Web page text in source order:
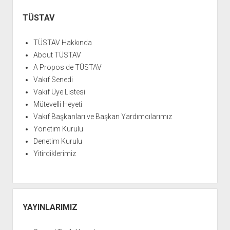
YURTDIŞI KİTAPLIĞI
GDF KİTAPLIĞI
Menü
TÜSTAV
TÜSTAV Hakkında
About TÜSTAV
A Propos de TÜSTAV
Vakıf Senedi
Vakıf Üye Listesi
Mütevelli Heyeti
Vakıf Başkanları ve Başkan Yardımcılarımız
Yönetim Kurulu
Denetim Kurulu
Yitirdiklerimiz
YAYINLARIMIZ